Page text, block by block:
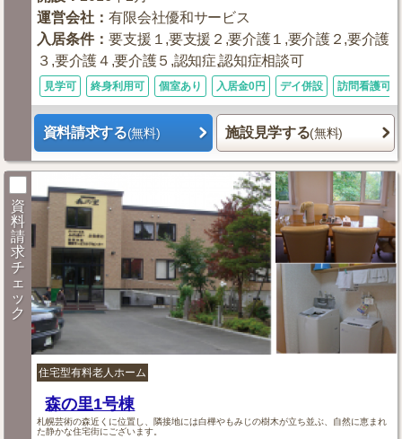
運営会社 ：有限会社優和サービス
入居条件：要支援１,要支援２,要介護１,要介護２,要介護
３,要介護４,要介護５,認知症,認知症相談可
見学可 終身利用可 個室あり 入居金0円 デイ併設 訪問看護可
資料請求する(無料) 施設見学する(無料)
資
料
請
求
チ
ェ
ッ
ク
住宅型有料老人ホーム
森の里1号棟
札幌芸術の森近くに位置し、隣接地には白樺やもみじの樹木が立ち並ぶ、自然に恵まれ
た静かな住宅街にございます。